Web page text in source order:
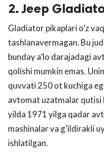
2. Jeep
Gladiator pikaplari o’z
tashlanavermagan. Bu
bunday a’lo darajadagi
qolishi mumkin emas.
quvvati 250 ot kuchiga
avtomat uzatmalar qutisi
yilda 1971 yilga qadar
mashinalar va g’ildirakli
ishlatilgan.